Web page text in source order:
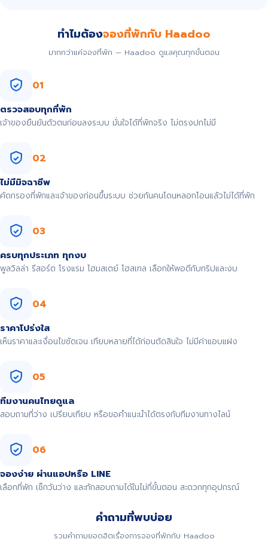
ทำไมต้องจองที่พักกับ Haadoo
มากกว่าแค่จองที่พัก — Haadoo ดูแลคุณทุกขั้นตอน
01
ตรวจสอบทุกที่พัก
เจ้าของยืนยันตัวตนก่อนลงระบบ มั่นใจได้ที่พักจริง ไม่ตรงปกไม่มี
02
ไม่มีมิจฉาชีพ
คัดกรองที่พักและเจ้าของก่อนขึ้นระบบ ช่วยกันคนโดนหลอกโอนแล้วไม่ได้ที่พัก
03
ครบทุกประเภท ทุกงบ
พูลวิลล่า รีสอร์ต โรงแรม โฮมสเตย์ โฮสเทล เลือกให้พอดีกับทริปและงบ
04
ราคาโปร่งใส
เห็นราคาและเงื่อนไขชัดเจน เทียบหลายที่ได้ก่อนตัดสินใจ ไม่มีค่าแอบแฝง
05
ทีมงานคนไทยดูแล
สอบถามที่ว่าง เปรียบเทียบ หรือขอคำแนะนำได้ตรงกับทีมงานทางไลน์
06
จองง่าย ผ่านแอปหรือ LINE
เลือกที่พัก เช็กวันว่าง และทักสอบถามได้ในไม่กี่ขั้นตอน สะดวกทุกอุปกรณ์
คำถามที่พบบ่อย
รวมคำถามยอดฮิตเรื่องการจองที่พักกับ Haadoo